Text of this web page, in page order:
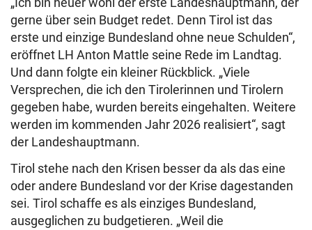
gerne über sein Budget redet. Denn Tirol ist das
erste und einzige Bundesland ohne neue Schulden“,
eröffnet LH Anton Mattle seine Rede im Landtag.
Und dann folgte ein kleiner Rückblick. „Viele
Versprechen, die ich den Tirolerinnen und Tirolern
gegeben habe, wurden bereits eingehalten. Weitere
werden im kommenden Jahr 2026 realisiert“, sagt
der Landeshauptmann.
Tirol stehe nach den Krisen besser da als das eine
oder andere Bundesland vor der Krise dagestanden
sei. Tirol schaffe es als einziges Bundesland,
ausgeglichen zu budgetieren. „Weil die